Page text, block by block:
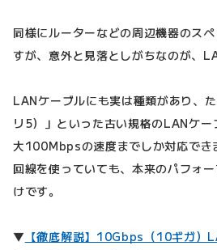
同様にルーターなどの周辺機器のス
すが、意外と見落としがちなのが、
LANケーブルにも実は種類があり、
リ5）」といった古い規格のLANケ
大100Mbpsの速度までしか対応で
回線を使っていても、本来のパフォ
けです。
▼ 【徹底解説】10Gbps（10ギガ）